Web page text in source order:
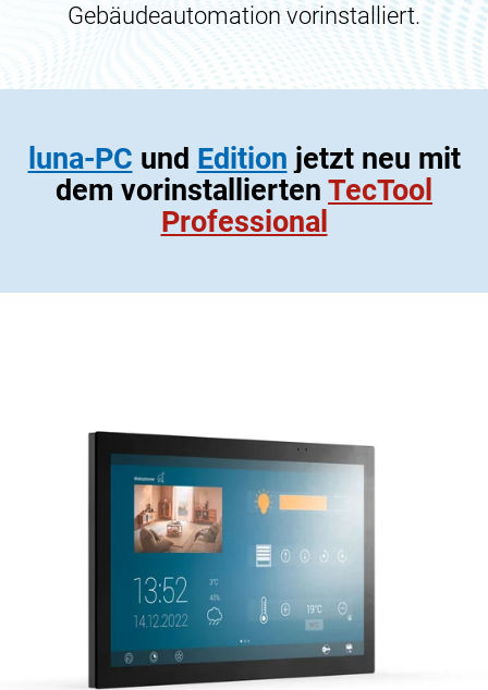
Gebäudeautomation vorinstalliert.
luna-PC und Edition jetzt neu mit
dem vorinstallierten TecTool
Professional